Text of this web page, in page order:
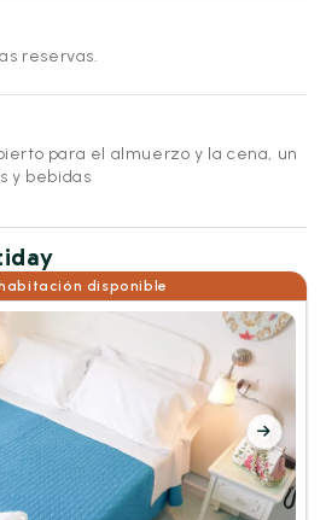
reservas.
para el almuerzo y la cena, un
y bebidas
disponible